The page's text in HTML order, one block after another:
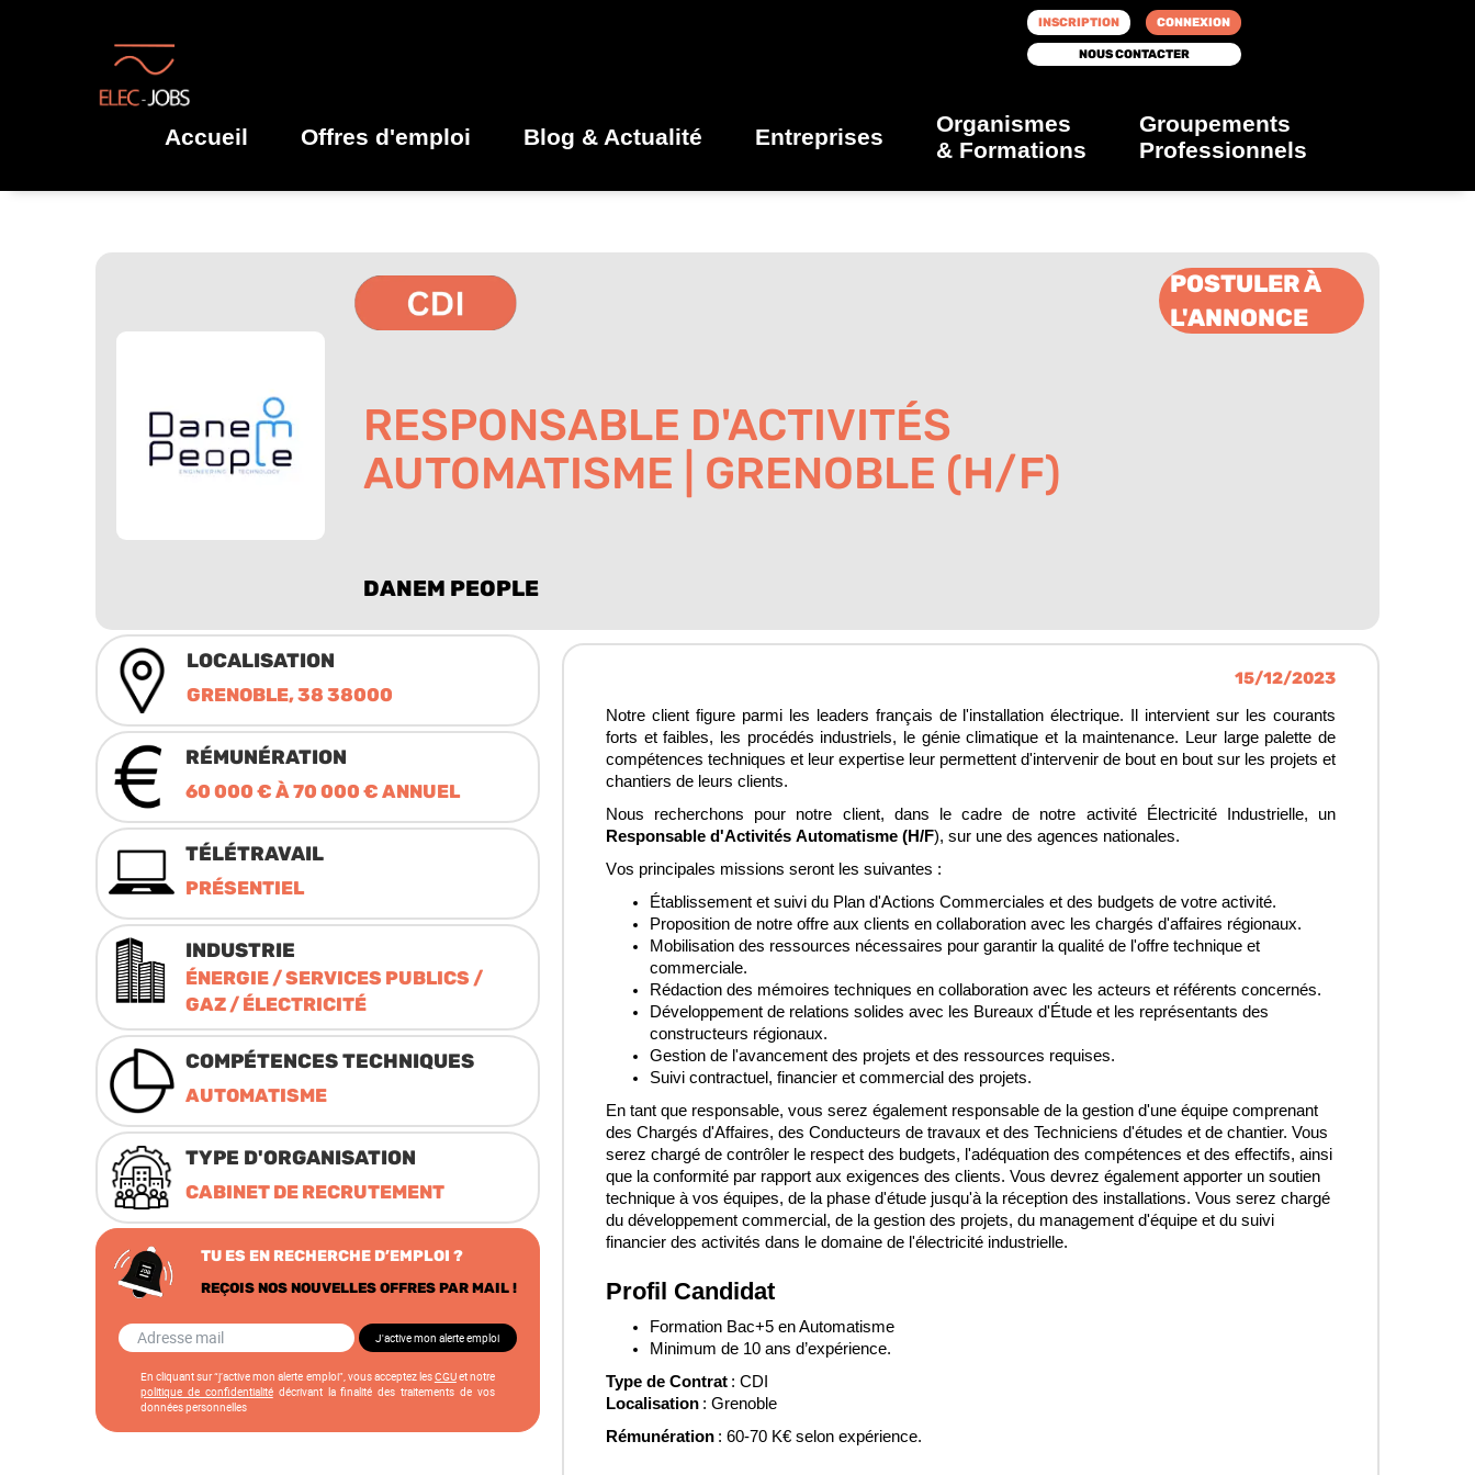
INSCRIPTION CONNEXION
NOUS CONTACTER
Accueil Offres d'emploi Blog & Actualité Entreprises
Organismes
& Formations
Groupements
Professionnels
RESPONSABLE D'ACTIVITÉS
AUTOMATISME | GRENOBLE (H/F)
DANEM PEOPLE
POSTULER À
L'ANNONCE
LOCALISATION
GRENOBLE, 38 38000
RÉMUNÉRATION
60 000 € À 70 000 € ANNUEL
TÉLÉTRAVAIL
PRÉSENTIEL
INDUSTRIE
ÉNERGIE / SERVICES PUBLICS /
GAZ / ÉLECTRICITÉ
COMPÉTENCES TECHNIQUES
AUTOMATISME
TYPE D'ORGANISATION
CABINET DE RECRUTEMENT
TU ES EN RECHERCHE D’EMPLOI ?
REÇOIS NOS NOUVELLES OFFRES PAR MAIL !
En cliquant sur “j’active mon alerte emploi”, vous acceptez lesCGUet notre
politique de confidentialité décrivant la finalité des traitements de vos
données personnelles
15/12/2023
Notre client figure parmi les leaders français de l'installation électrique. Il intervient sur les courants
forts et faibles, les procédés industriels, le génie climatique et la maintenance. Leur large palette de
compétences techniques et leur expertise leur permettent d'intervenir de bout en bout sur les projets et
chantiers de leurs clients.
Nous recherchons pour notre client, dans le cadre de notre activité Électricité Industrielle, un
Responsable d'Activités Automatisme (H/F), sur une des agences nationales.
Vos principales missions seront les suivantes :
Établissement et suivi du Plan d'Actions Commerciales et des budgets de votre activité.
Proposition de notre offre aux clients en collaboration avec les chargés d'affaires régionaux.
Mobilisation des ressources nécessaires pour garantir la qualité de l'offre technique et
commerciale.
Rédaction des mémoires techniques en collaboration avec les acteurs et référents concernés.
Développement de relations solides avec les Bureaux d'Étude et les représentants des
constructeurs régionaux.
Gestion de l'avancement des projets et des ressources requises.
Suivi contractuel, financier et commercial des projets.
En tant que responsable, vous serez également responsable de la gestion d'une équipe comprenant
des Chargés d'Affaires, des Conducteurs de travaux et des Techniciens d'études et de chantier. Vous
serez chargé de contrôler le respect des budgets, l'adéquation des compétences et des effectifs, ainsi
que la conformité par rapport aux exigences des clients. Vous devrez également apporter un soutien
technique à vos équipes, de la phase d'étude jusqu'à la réception des installations. Vous serez chargé
du développement commercial, de la gestion des projets, du management d'équipe et du suivi
financier des activités dans le domaine de l'électricité industrielle.
Profil Candidat
Formation Bac+5 en Automatisme
Minimum de 10 ans d’expérience.
Type de Contrat : CDI
Localisation : Grenoble
Rémunération : 60-70 K€ selon expérience.